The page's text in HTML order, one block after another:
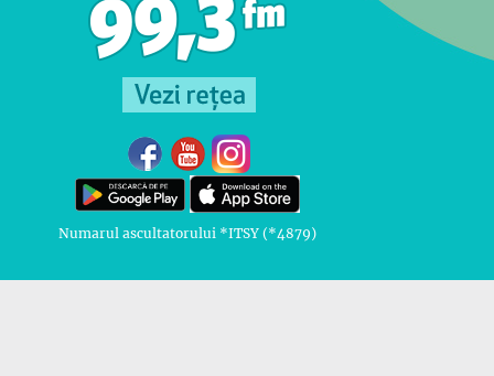
Numarul ascultatorului *ITSY (*4879)